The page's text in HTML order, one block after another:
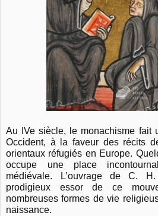
Au IVe siècle, le monachisme fait
Occident, à la faveur des récits
orientaux réfugiés en Europe.
occupe une place
médiévale. L’ouvrage de C.
prodigieux essor de ce
nombreuses formes de vie
naissance.